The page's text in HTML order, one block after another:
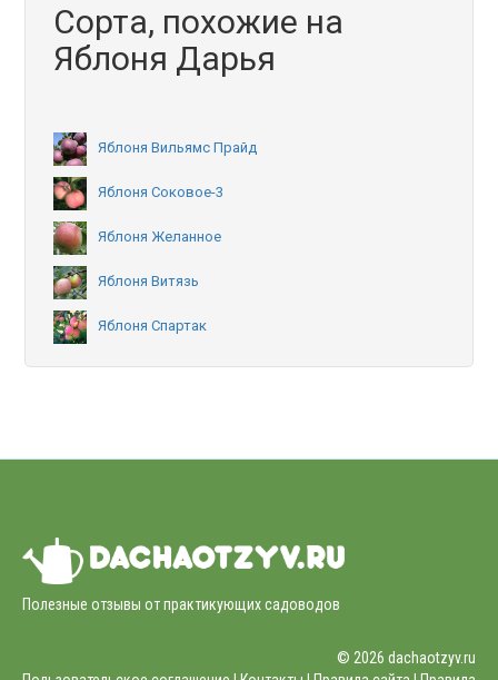
Сорта, похожие на
Яблоня Дарья
Яблоня Вильямс Прайд
Яблоня Соковое-3
Яблоня Желанное
Яблоня Витязь
Яблоня Спартак
Полезные отзывы от практикующих садоводов
© 2026 dachaotzyv.ru